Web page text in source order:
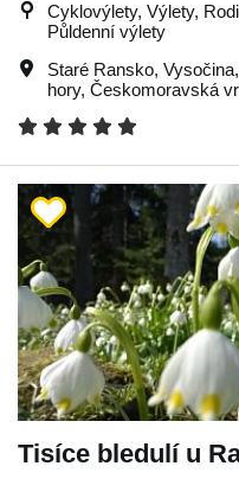
Cyklovýlety, Výlety,
Půldenní výlety
Staré Ransko, Vysočina,
hory, Českomoravská
Tisíce bledulí u